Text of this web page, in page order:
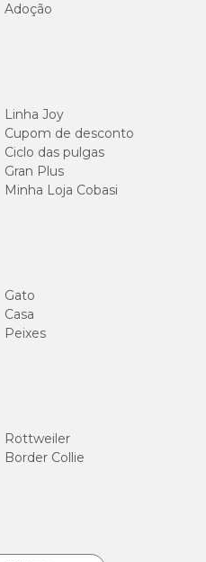
Adoção
Linha Joy
Cupom de desconto
Ciclo das pulgas
Gran Plus
Minha Loja Cobasi
Gato
Casa
Peixes
Rottweiler
Border Collie